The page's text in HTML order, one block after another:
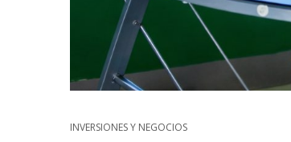
INVERSIONES Y NEGOCIOS